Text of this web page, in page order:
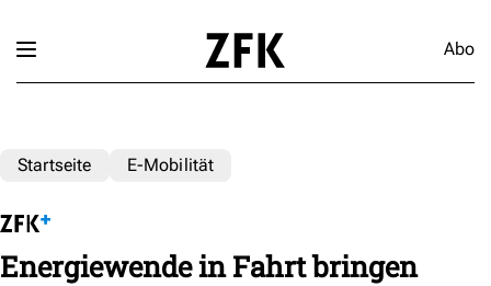
Abo
Startseite E-Mobilität
Energiewende in Fahrt bringen